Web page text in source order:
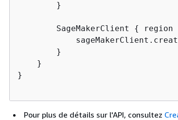
        }
        SageMakerClient
{ region
        }
    }
}
Pour plus de détails sur l'API, consultez